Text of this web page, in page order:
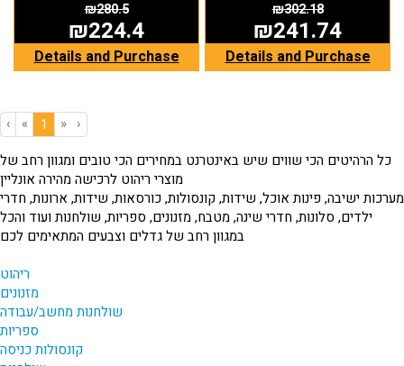
₪280.5
₪224.4
Details and Purchase
₪302.18
₪241.74
Details and Purchase
‹ « 1 (current)
» ›
כל הרהיטים הכי שווים שיש באינטרנט במחירים הכי טובים ומגוון רחב של
מוצרי ריהוט לרכישה מהירה אונליין
מערכות ישיבה, פינות אוכל, שידות, קונסולות, כורסאות, שידות, ארונות, חדרי
ילדים, סלונות, חדרי שינה, מטבח, מזנונים, ספריות, שולחנות ועוד והכל
במגוון רחב של גדלים וצבעים המתאימים לכם
ריהוט
מזנונים
שולחנות מחשב/עבודה
ספריות
קונסולות כניסה